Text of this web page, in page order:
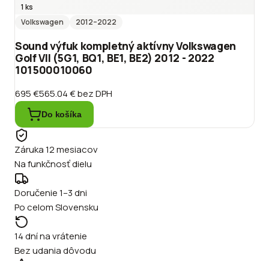
1 ks
Volkswagen
2012–2022
Sound výfuk kompletný aktívny Volkswagen
Golf VII (5G1, BQ1, BE1, BE2) 2012 - 2022
101500010060
695 €565.04 €bez DPH
Do košíka
Záruka 12 mesiacov
Na funkčnosť dielu
Doručenie 1–3 dni
Po celom Slovensku
14 dní na vrátenie
Bez udania dôvodu